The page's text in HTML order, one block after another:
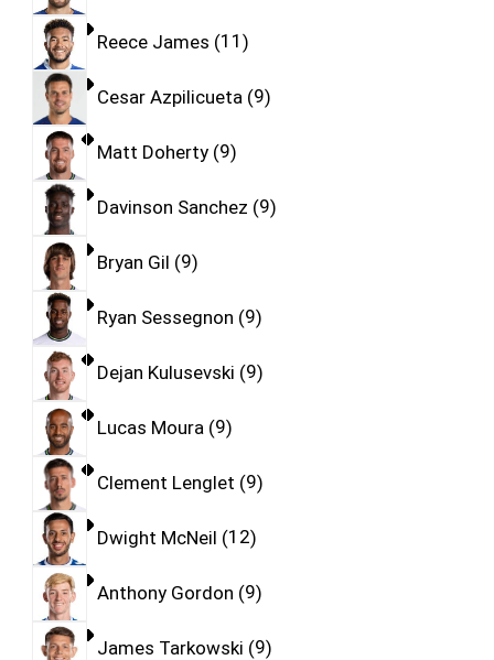
Reece James 11
Cesar Azpilicueta 9
Matt Doherty 9
Davinson Sanchez 9
Bryan Gil 9
Ryan Sessegnon 9
Dejan Kulusevski 9
Lucas Moura 9
Clement Lenglet 9
Dwight McNeil 12
Anthony Gordon 9
James Tarkowski 9